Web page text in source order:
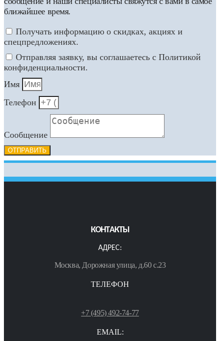
ближайшее время.
Получать информацию о скидках, акциях и
спецпредложениях.
Отправляя заявку, вы соглашаетесь с Политикой
конфиденциальности.
Имя
Телефон
Сообщение
ОТПРАВИТЬ
КОНТАКТЫ
АДРЕС:
Москва, Дорожная улица, д.60 с.23
ТЕЛЕФОН
+7 (495) 492-74-77
EMAIL: